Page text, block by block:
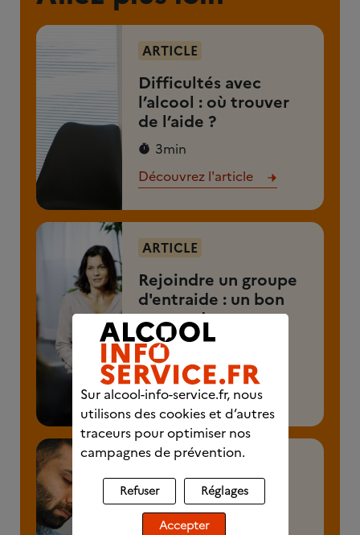
ARTICLE
Difficultés avec
l’alcool : où trouver
de l’aide ?
3min
Découvrez l'article
ARTICLE
Rejoindre un groupe
d'entraide : un bon
moyen de partager
vos difficultés
2 min 30
Découvrez l'article
ARTICLE
Vous avez envie de
boire de l'alcool :
Sur alcool-info-service.fr, nous
utilisons des cookies et d’autres
traceurs pour optimiser nos
campagnes de prévention.
Refuser Réglages
Accepter